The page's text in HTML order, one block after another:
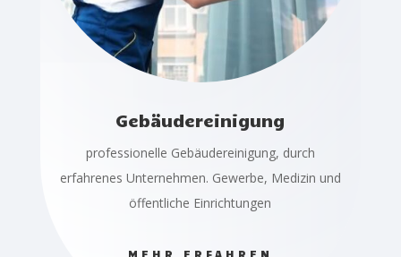
Gebäudereinigung
professionelle Gebäudereinigung, durch
erfahrenes Unternehmen. Gewerbe, Medizin und
öffentliche Einrichtungen